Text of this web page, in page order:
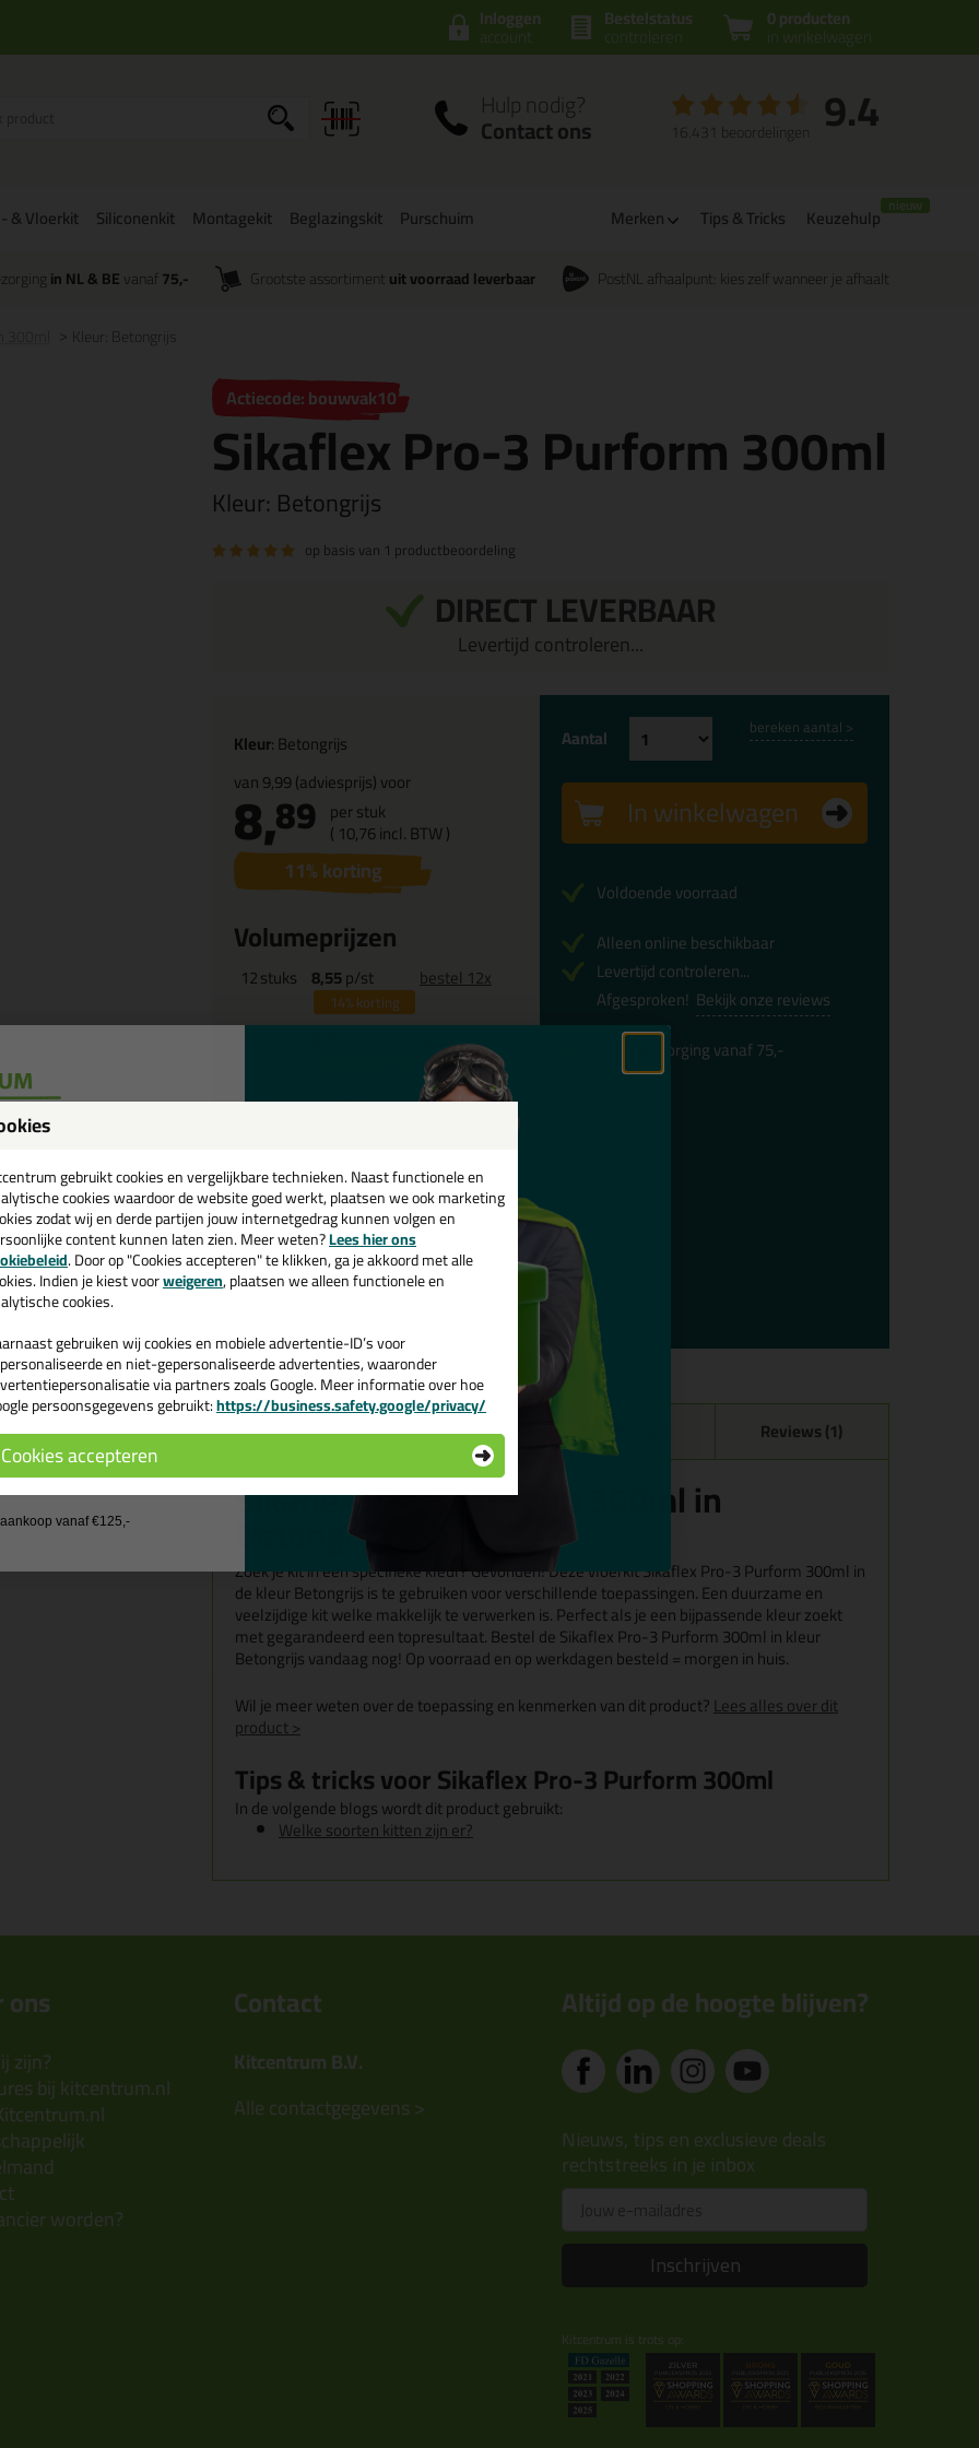
0 producten
in winkelwagen
Bestelstatus
controleren
Inloggen
account
Hulp nodig?
Contact ons 9.4
16.431 beoordelingen
& Vloerkit Siliconenkit Montagekit Beglazingskit Purschuim Merken Tips & Tricks Keuzehulp
in NL & BEvanaf 75,- Grootste assortiment uit voorraad leverbaar PostNL afhaalpunt: kies zelf wanneer je afhaalt
Kleur: Betongrijs
Actiecode: bouwvak10
Sikaflex Pro-3 Purform 300ml
Kleur: Betongrijs
op basis van 1 productbeoordeling
DIRECT LEVERBAAR
Levertijd controleren...
Kleur: Betongrijs
van9,99(adviesprijs) voor
8,89 per stuk
( 10,76incl. BTW )
11% korting
Volumeprijzen
12stuks 8,55p/st
14%korting
bestel 12x
bestel 48x
Waarom dit product?
Gratistuitje(s) meegeleverd
Vloerkit voor voedselindustrie
Afvalwater geschikt
Beloopbaar
Verbeterde versie van de Sikaflex
Aantal bereken aantal >
In winkelwagen
Voldoende voorraad
Alleen online beschikbaar
Levertijd controleren...
Afgesproken! Bekijk onze reviews
bezorging vanaf 75,-
Omschrijving Video Specificaties Reviews (1)
Sikaflex Pro-3 Purform 300ml in
Betongrijs
Zoek je kit in een specifieke kleur? Gevonden! Deze vloerkit Sikaflex Pro-3 Purform 300ml in
de kleur Betongrijs is te gebruiken voor verschillende toepassingen. Een duurzame en
veelzijdige kit welke makkelijk te verwerken is. Perfect als je een bijpassende kleur zoekt
met gegarandeerd een topresultaat. Bestel de Sikaflex Pro-3 Purform 300ml in kleur
Betongrijs vandaag nog! Op voorraad en op werkdagen besteld = morgen in huis.
Wil je meer weten over de toepassing en kenmerken van dit product?Lees alles over dit
product >
Tips & tricks voor Sikaflex Pro-3 Purform 300ml
In de volgende blogs wordt dit product gebruikt:
Welke soorten kitten zijn er?
ons
zijn?
bij kitcentrum.nl
worden?
Contact
Kitcentrum B.V.
Alle contactgegevens >
Altijd op de hoogte blijven?
Nieuws, tips en exclusieve deals
rechtstreeks in je inbox
Inschrijven
Kitcentrum is trots op:
gebruikt cookies en vergelijkbare technieken. Naast functionele en
cookies waardoor de website goed werkt, plaatsen we ook marketing
zodat wij en derde partijen jouw internetgedrag kunnen volgen en
content kunnen laten zien. Meer weten?Lees hier ons
. Door op "Cookies accepteren" te klikken, ga je akkoord met alle
Indien je kiest voorweigeren, plaatsen we alleen functionele en
cookies.
gebruiken wij cookies en mobiele advertentie-ID’s voor
en niet-gepersonaliseerde advertenties, waaronder
via partners zoals Google. Meer informatie over hoe
persoonsgegevens gebruikt:https://business.safety.google/privacy/
Cookies accepteren
💚
en ontvang een
€35,-bij je eerste bestelling!
de actiecode ›
geen cadeau
vanaf €125,-